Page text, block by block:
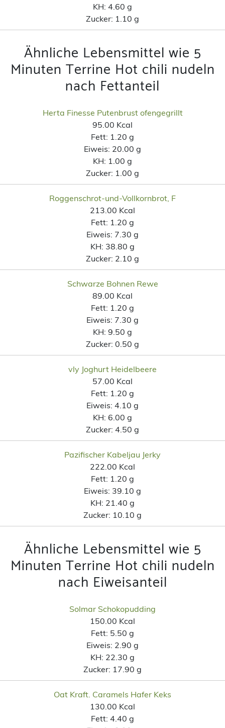
KH: 4.60 g
Zucker: 1.10 g
Ähnliche Lebensmittel wie 5
Minuten Terrine Hot chili nudeln
nach Fettanteil
Herta Finesse Putenbrust ofengegrillt
95.00 Kcal
Fett: 1.20 g
Eiweis: 20.00 g
KH: 1.00 g
Zucker: 1.00 g
Roggenschrot-und-Vollkornbrot, F
213.00 Kcal
Fett: 1.20 g
Eiweis: 7.30 g
KH: 38.80 g
Zucker: 2.10 g
Schwarze Bohnen Rewe
89.00 Kcal
Fett: 1.20 g
Eiweis: 7.30 g
KH: 9.50 g
Zucker: 0.50 g
vly Joghurt Heidelbeere
57.00 Kcal
Fett: 1.20 g
Eiweis: 4.10 g
KH: 6.00 g
Zucker: 4.50 g
Pazifischer Kabeljau Jerky
222.00 Kcal
Fett: 1.20 g
Eiweis: 39.10 g
KH: 21.40 g
Zucker: 10.10 g
Ähnliche Lebensmittel wie 5
Minuten Terrine Hot chili nudeln
nach Eiweisanteil
Solmar Schokopudding
150.00 Kcal
Fett: 5.50 g
Eiweis: 2.90 g
KH: 22.30 g
Zucker: 17.90 g
Oat Kraft. Caramels Hafer Keks
130.00 Kcal
Fett: 4.40 g